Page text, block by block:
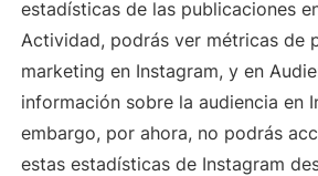
estadísticas de las publicaciones
Actividad, podrás ver métricas de
marketing en Instagram, y en
información sobre la audiencia en
embargo, por ahora, no podrás
estas estadísticas de Instagram